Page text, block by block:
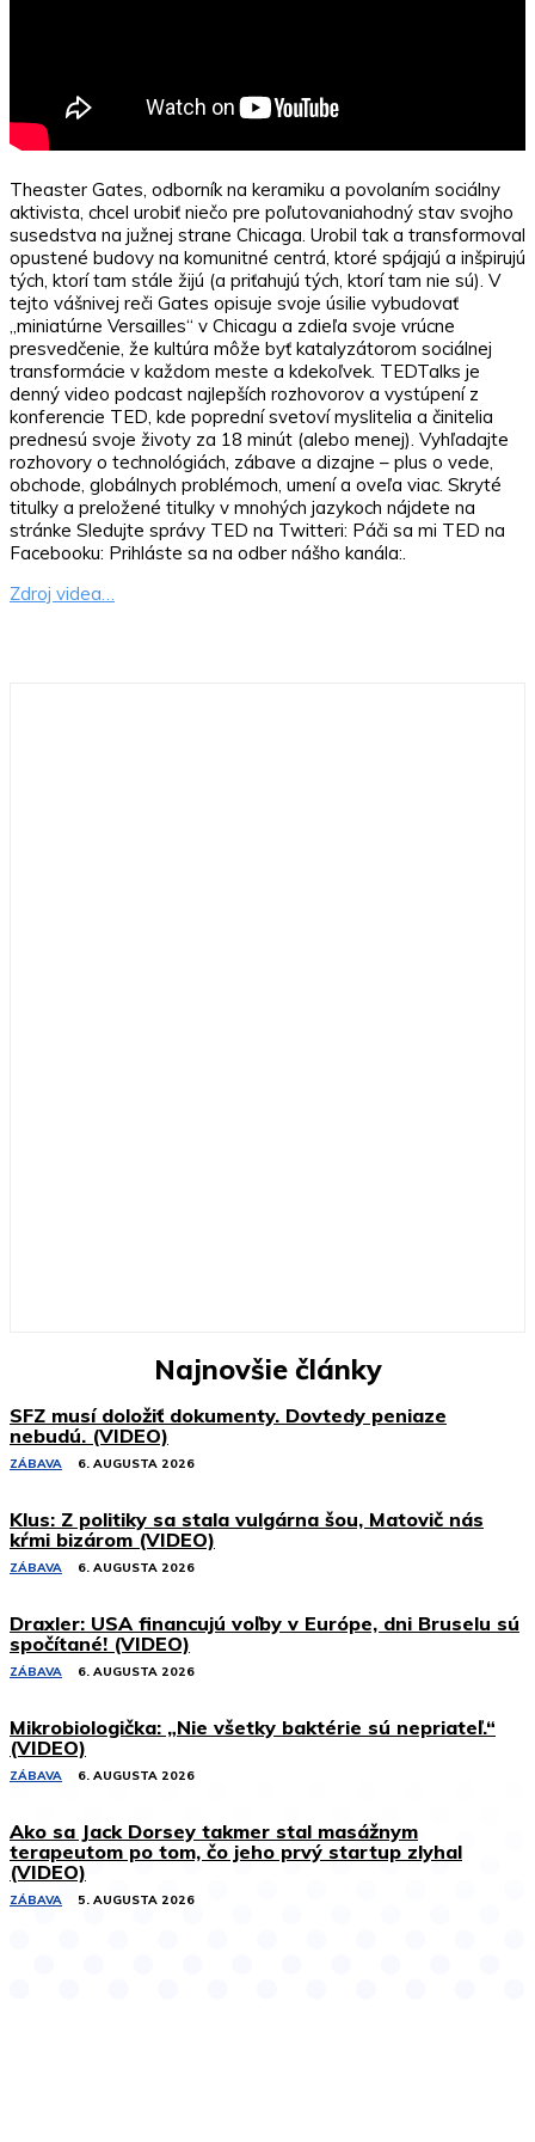
Theaster Gates, odborník na keramiku a povolaním sociálny
aktivista, chcel urobiť niečo pre poľutovaniahodný stav svojho
susedstva na južnej strane Chicaga. Urobil tak a transformoval
opustené budovy na komunitné centrá, ktoré spájajú a inšpirujú
tých, ktorí tam stále žijú (a priťahujú tých, ktorí tam nie sú). V
tejto vášnivej reči Gates opisuje svoje úsilie vybudovať
„miniatúrne Versailles“ v Chicagu a zdieľa svoje vrúcne
presvedčenie, že kultúra môže byť katalyzátorom sociálnej
transformácie v každom meste a kdekoľvek. TEDTalks je
denný video podcast najlepších rozhovorov a vystúpení z
konferencie TED, kde poprední svetoví myslitelia a činitelia
prednesú svoje životy za 18 minút (alebo menej). Vyhľadajte
rozhovory o technológiách, zábave a dizajne – plus o vede,
obchode, globálnych problémoch, umení a oveľa viac. Skryté
titulky a preložené titulky v mnohých jazykoch nájdete na
stránke Sledujte správy TED na Twitteri: Páči sa mi TED na
Facebooku: Prihláste sa na odber nášho kanála:.
Zdroj videa…
Najnovšie články
SFZ musí doložiť dokumenty. Dovtedy peniaze
nebudú. (VIDEO)
ZÁBAVA 6. AUGUSTA 2026
Klus: Z politiky sa stala vulgárna šou, Matovič nás
kŕmi bizárom (VIDEO)
ZÁBAVA 6. AUGUSTA 2026
Draxler: USA financujú voľby v Európe, dni Bruselu sú
spočítané! (VIDEO)
ZÁBAVA 6. AUGUSTA 2026
Mikrobiologička: „Nie všetky baktérie sú nepriateľ.“
(VIDEO)
ZÁBAVA 6. AUGUSTA 2026
Ako sa Jack Dorsey takmer stal masážnym
terapeutom po tom, čo jeho prvý startup zlyhal
(VIDEO)
ZÁBAVA 5. AUGUSTA 2026